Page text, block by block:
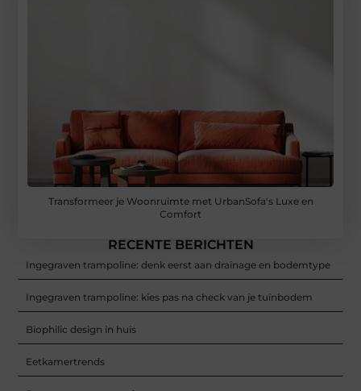
Transformeer je Woonruimte met UrbanSofa's Luxe en
Comfort
RECENTE BERICHTEN
Ingegraven trampoline: denk eerst aan drainage en bodemtype
Ingegraven trampoline: kies pas na check van je tuinbodem
Biophilic design in huis
Eetkamertrends